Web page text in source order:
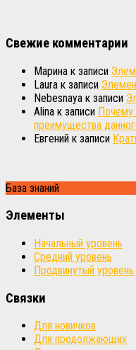
Свежие комментарии
Марина к записи
Laura к записи
Nebesnaya к записи
Alina к записи Почему
преимущества
Евгений к записи
База знаний
Элементы
Начальный уровень
Средний уровень
Продвинутый уровень
Связки
Для новичков
Для продолжающих